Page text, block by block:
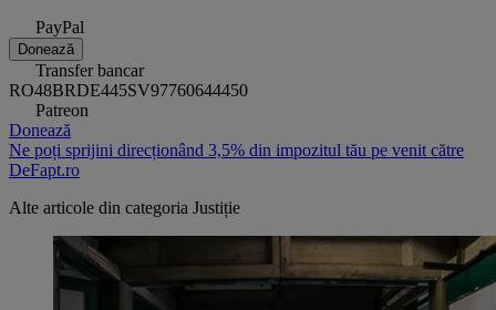
PayPal
Donează
Transfer bancar
RO48BRDE445SV97760644450
Patreon
Donează
Ne poți sprijini direcționând 3,5% din impozitul tău pe venit către
DeFapt.ro
Alte articole din categoria Justiție